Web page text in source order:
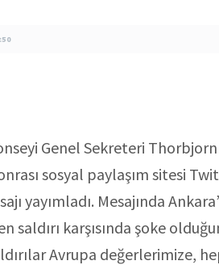
Genel Sekreteri
sosyal paylaşım sitesi
yayımladı. Mesajında
saldırı karşısında şoke
Avrupa değerlerimize,